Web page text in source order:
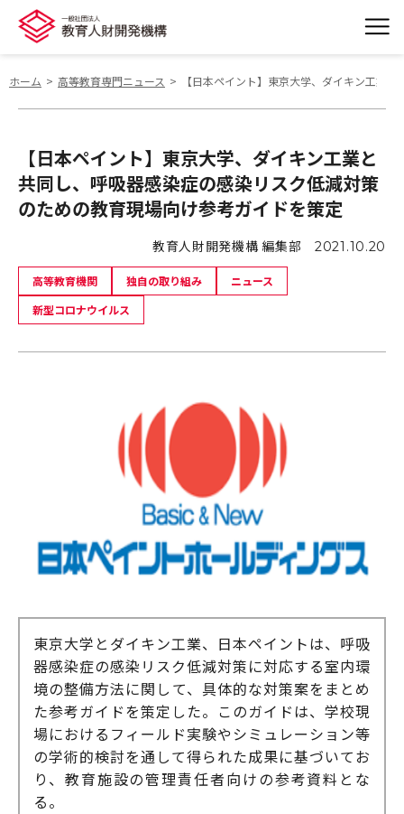
ホーム 高等教育専門ニュース 【日本ペイント】東京大学、ダイキン工業
【日本ペイント】東京大学、ダイキン工業と
共同し、呼吸器感染症の感染リスク低減対策
のための教育現場向け参考ガイドを策定
教育人財開発機構 編集部 2021.10.20
高等教育機関 独自の取り組み
ニュース
新型コロナウイルス
東京大学とダイキン工業、日本ペイントは、呼吸
器感染症の感染リスク低減対策に対応する室内環
境の整備方法に関して、具体的な対策案をまとめ
た参考ガイドを策定した。このガイドは、学校現
場におけるフィールド実験やシミュレーション等
の学術的検討を通して得られた成果に基づいてお
り、教育施設の管理責任者向けの参考資料とな
る。